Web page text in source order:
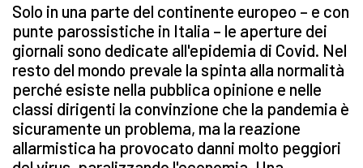
Solo in una parte del continente europeo – e con
punte parossistiche in Italia – le aperture dei
giornali sono dedicate all'epidemia di Covid. Nel
resto del mondo prevale la spinta alla normalità
perché esiste nella pubblica opinione e nelle
classi dirigenti la convinzione che la pandemia è
sicuramente un problema, ma la reazione
allarmistica ha provocato danni molto peggiori